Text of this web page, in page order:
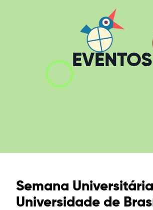
EVENTOS
Semana
Universidade de